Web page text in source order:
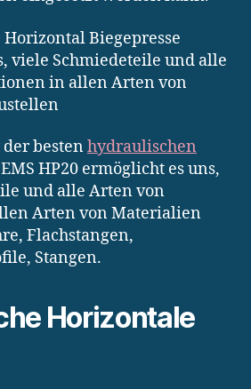
Biegepresse
viele Schmiedeteile und alle
in allen Arten von
bestenhydraulischen
EMS HP20 ermöglicht es uns,
und alle Arten von
Arten von Materialien
Flachstangen,
Stangen.
Horizontale